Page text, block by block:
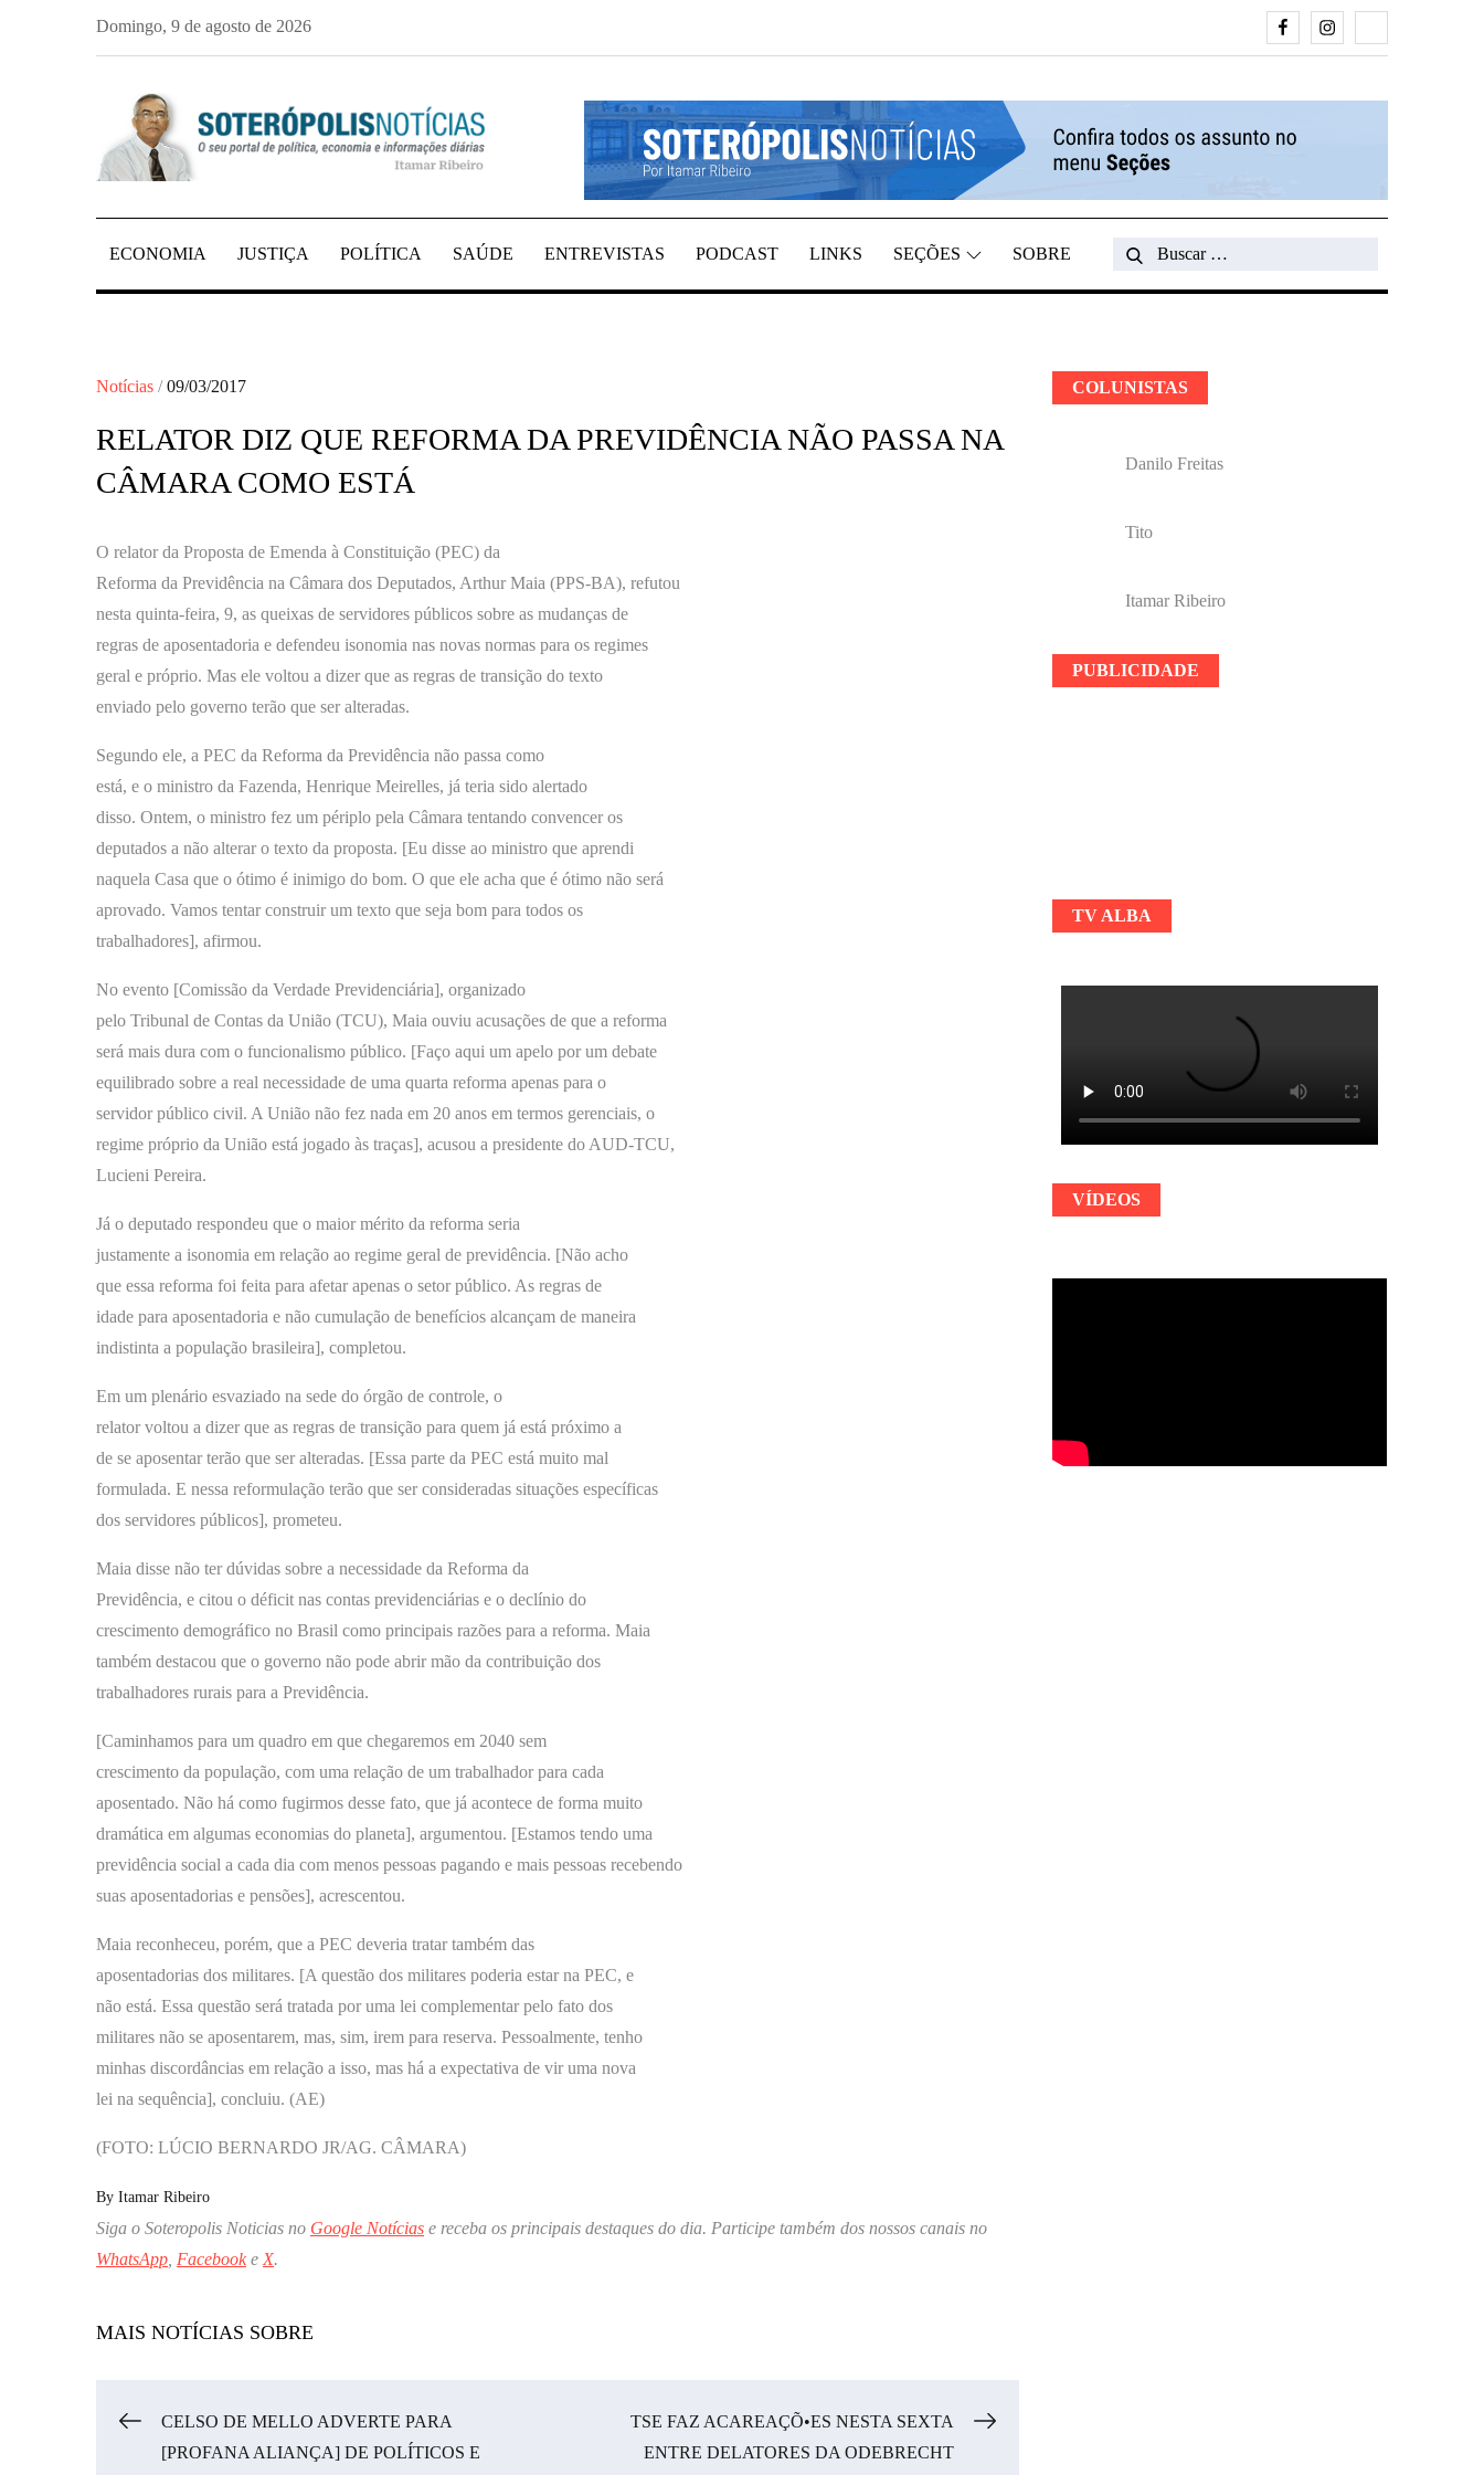
Domingo, 9 de agosto de 2026 FacebookInstagram
SOTERÓPOLIS NOTÍCIAS
PORTAL DE NOTÍCIAS DE SALVADOR E REGIÃO, POR ITAMAR RIBEIRO
ECONOMIA JUSTIÇA POLÍTICA SAÚDE ENTREVISTAS PODCAST LINKS SEÇÕES SOBRE
Search
Search
Notícias Posted
09/03/2017
RELATOR DIZ QUE REFORMA DA PREVIDÊNCIA NÃO PASSA NA
CÂMARA COMO ESTÁ
O relator da Proposta de Emenda à Constituição (PEC) da
Reforma da Previdência na Câmara dos Deputados, Arthur Maia (PPS-BA), refutou
nesta quinta-feira, 9, as queixas de servidores públicos sobre as mudanças de
regras de aposentadoria e defendeu isonomia nas novas normas para os regimes
geral e próprio. Mas ele voltou a dizer que as regras de transição do texto
enviado pelo governo terão que ser alteradas.
Segundo ele, a PEC da Reforma da Previdência não passa como
está, e o ministro da Fazenda, Henrique Meirelles, já teria sido alertado
disso. Ontem, o ministro fez um périplo pela Câmara tentando convencer os
deputados a não alterar o texto da proposta. [Eu disse ao ministro que aprendi
naquela Casa que o ótimo é inimigo do bom. O que ele acha que é ótimo não será
aprovado. Vamos tentar construir um texto que seja bom para todos os
trabalhadores], afirmou.
No evento [Comissão da Verdade Previdenciária], organizado
pelo Tribunal de Contas da União (TCU), Maia ouviu acusações de que a reforma
será mais dura com o funcionalismo público. [Faço aqui um apelo por um debate
equilibrado sobre a real necessidade de uma quarta reforma apenas para o
servidor público civil. A União não fez nada em 20 anos em termos gerenciais, o
regime próprio da União está jogado às traças], acusou a presidente do AUD-TCU,
Lucieni Pereira.
Já o deputado respondeu que o maior mérito da reforma seria
justamente a isonomia em relação ao regime geral de previdência. [Não acho
que essa reforma foi feita para afetar apenas o setor público. As regras de
idade para aposentadoria e não cumulação de benefícios alcançam de maneira
indistinta a população brasileira], completou.
Em um plenário esvaziado na sede do órgão de controle, o
relator voltou a dizer que as regras de transição para quem já está próximo a
de se aposentar terão que ser alteradas. [Essa parte da PEC está muito mal
formulada. E nessa reformulação terão que ser consideradas situações específicas
dos servidores públicos], prometeu.
Maia disse não ter dúvidas sobre a necessidade da Reforma da
Previdência, e citou o déficit nas contas previdenciárias e o declínio do
crescimento demográfico no Brasil como principais razões para a reforma. Maia
também destacou que o governo não pode abrir mão da contribuição dos
trabalhadores rurais para a Previdência.
[Caminhamos para um quadro em que chegaremos em 2040 sem
crescimento da população, com uma relação de um trabalhador para cada
aposentado. Não há como fugirmos desse fato, que já acontece de forma muito
dramática em algumas economias do planeta], argumentou. [Estamos tendo uma
previdência social a cada dia com menos pessoas pagando e mais pessoas recebendo
suas aposentadorias e pensões], acrescentou.
Maia reconheceu, porém, que a PEC deveria tratar também das
aposentadorias dos militares. [A questão dos militares poderia estar na PEC, e
não está. Essa questão será tratada por uma lei complementar pelo fato dos
militares não se aposentarem, mas, sim, irem para reserva. Pessoalmente, tenho
minhas discordâncias em relação a isso, mas há a expectativa de vir uma nova
lei na sequência], concluiu. (AE)
(FOTO: LÚCIO BERNARDO JR/AG. CÂMARA)
By Itamar Ribeiro
Siga o Soteropolis Noticias no Google Notícias e receba os principais destaques do dia. Participe também dos nossos canais no
WhatsApp Facebook e X.
MAIS NOTÍCIAS SOBRE
Navegação
CELSO DE MELLO ADVERTE PARA
[PROFANA ALIANÇA] DE POLÍTICOS E
TSE FAZ ACAREAÇÕ•ES NESTA SEXTA
ENTRE DELATORES DA ODEBRECHT
COLUNISTAS
Danilo Freitas
Tito
Itamar Ribeiro
PUBLICIDADE
TV ALBA
VÍDEOS